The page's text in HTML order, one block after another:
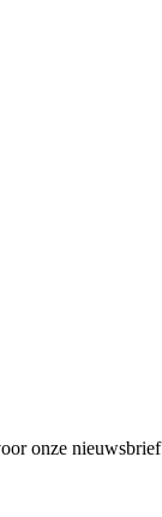
onze nieuwsbrief